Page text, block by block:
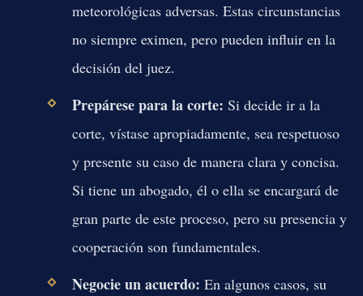
meteorológicas adversas. Estas circunstancias
no siempre eximen, pero pueden influir en la
decisión del juez.
Prepárese para la corte: Si decide ir a la
corte, vístase apropiadamente, sea respetuoso
y presente su caso de manera clara y concisa.
Si tiene un abogado, él o ella se encargará de
gran parte de este proceso, pero su presencia y
cooperación son fundamentales.
Negocie un acuerdo: En algunos casos, su